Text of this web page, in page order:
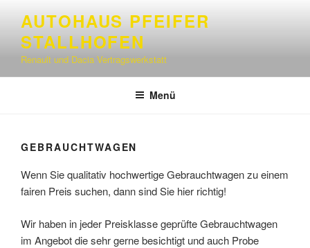
Inhalt
springen
AUTOHAUS PFEIFER
STALLHOFEN
Renault und Dacia Vertragswerkstatt
Menü
GEBRAUCHTWAGEN
Wenn Sie qualitativ hochwertige Gebrauchtwagen zu einem
fairen Preis suchen, dann sind Sie hier richtig!
Wir haben in jeder Preisklasse geprüfte Gebrauchtwagen
im Angebot die sehr gerne besichtigt und auch Probe